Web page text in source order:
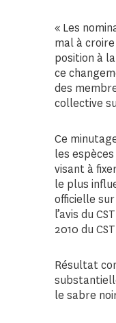
« Les
mal à
position à
ce
des
collective
Ce
les
visant à
le plus
officielle
l’avis du
2010 du
Résultat
le sabre